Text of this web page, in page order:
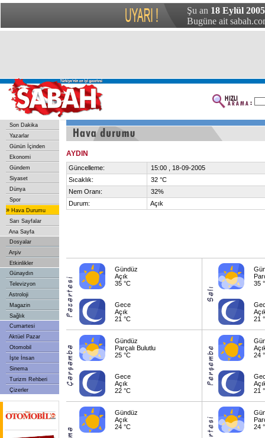
Şu an 18 Eylül
Bugüne ait
Son Dakika
Yazarlar
Günün İçinden
Ekonomi
Gündem
Siyaset
Dünya
Spor
» Hava Durumu
Sarı Sayfalar
Ana Sayfa
Dosyalar
Arşiv
Etkinlikler
Günaydın
Televizyon
Astroloji
Magazin
Sağlık
Cumartesi
Aktüel Pazar
Otomobil
İşte İnsan
Sinema
Turizm Rehberi
Çizerler
AYDIN
Güncelleme:
15:00 , 18-09-2005
Sıcaklık:
32 °C
Nem Oranı:
32%
Durum:
Açık
Gündüz
Açık
35 °C
35
Gece
Açık
21 °C
21
Gündüz
Parçalı Bulutlu
25 °C
24
Gece
Açık
22 °C
21
Gündüz
Açık
24 °C
24